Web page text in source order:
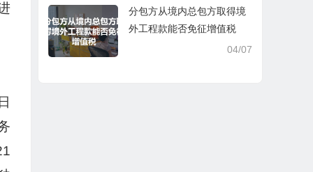
分包方从境内总包方取得境
外工程款能否免征增值税
04/07